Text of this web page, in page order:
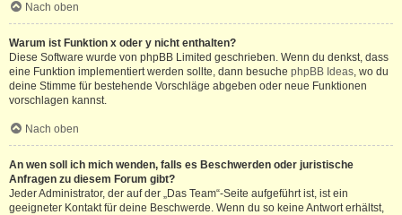
Nach oben
Warum ist Funktion x oder y nicht enthalten?
Diese Software wurde von phpBB Limited geschrieben. Wenn du denkst, dass
eine Funktion implementiert werden sollte, dann besuche phpBB Ideas, wo du
deine Stimme für bestehende Vorschläge abgeben oder neue Funktionen
vorschlagen kannst.
Nach oben
An wen soll ich mich wenden, falls es Beschwerden oder juristische
Anfragen zu diesem Forum gibt?
Jeder Administrator, der auf der „Das Team“-Seite aufgeführt ist, ist ein
geeigneter Kontakt für deine Beschwerde. Wenn du so keine Antwort erhältst,